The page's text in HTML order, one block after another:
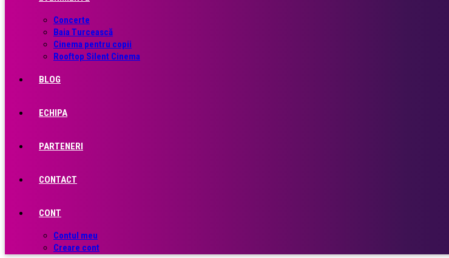
Concerte
Baia Turcească
Cinema pentru copii
Rooftop Silent Cinema
BLOG
ECHIPA
PARTENERI
CONTACT
CONT
Contul meu
Creare cont